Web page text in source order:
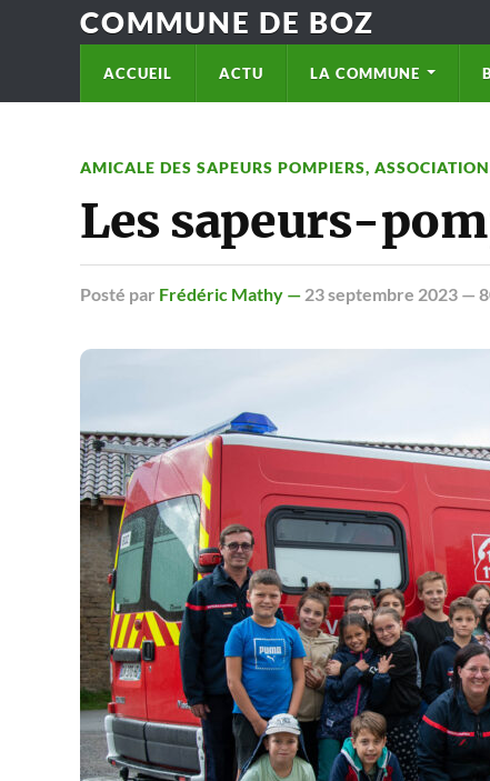
COMMUNE DE BOZ
ACCUEIL ACTU LA COMMUNE
AMICALE DES SAPEURS POMPIERS,
Les sapeurs-
Posté par Frédéric Mathy — 23 septembre 2023 —